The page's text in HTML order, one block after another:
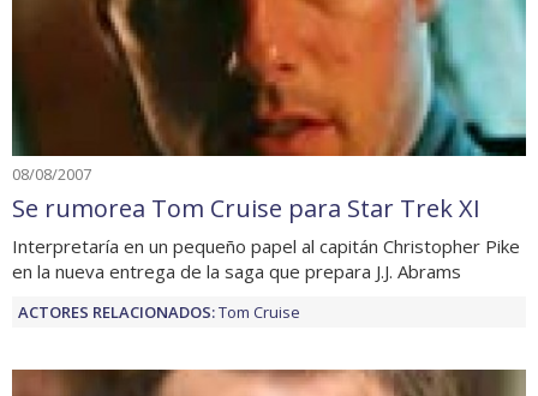
08/08/2007
Se rumorea Tom Cruise para Star Trek XI
Interpretaría en un pequeño papel al capitán Christopher Pike
en la nueva entrega de la saga que prepara J.J. Abrams
ACTORES RELACIONADOS:Tom Cruise